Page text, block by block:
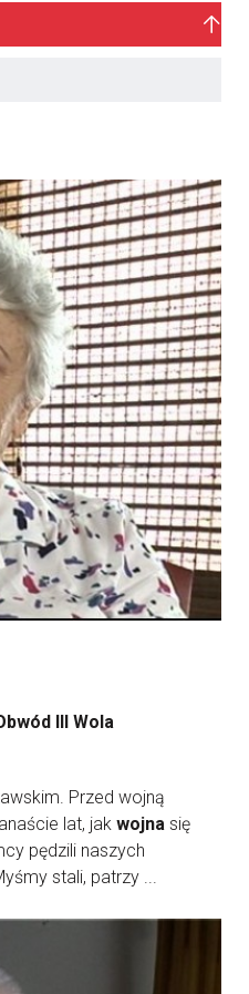
III Wola
Przed wojną
lat, jak wojna się
pędzili naszych
stali, patrzy ...